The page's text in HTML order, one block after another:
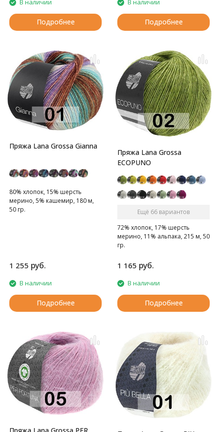
В наличии
Подробнее
В наличии
Подробнее
Пряжа Lana Grossa Gianna
80% хлопок, 15% шерсть
мерино, 5% кашемир, 180 м,
50 гр.
1 255 руб.
В наличии
Подробнее
Пряжа Lana Grossa
ECOPUNO
Ещё 66 вариантов
72% хлопок, 17% шерсть
мерино, 11% альпака, 215 м, 50
гр.
пряжа.
1 165 руб.
В наличии
Подробнее